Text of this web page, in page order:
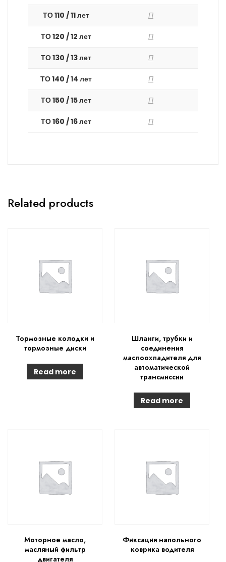
ТО 110 / 11 лет П
ТО 120 / 12 лет П
ТО 130 / 13 лет П
ТО 140 / 14 лет П
ТО 150 / 15 лет П
ТО 160 / 16 лет П
Related products
Тормозные колодки и
тормозные диски
Read more
Шланги, трубки и
соединения
маслоохладителя для
автоматической
трансмиссии
Read more
Моторное масло,
масляный фильтр
двигателя
Фиксация напольного
коврика водителя